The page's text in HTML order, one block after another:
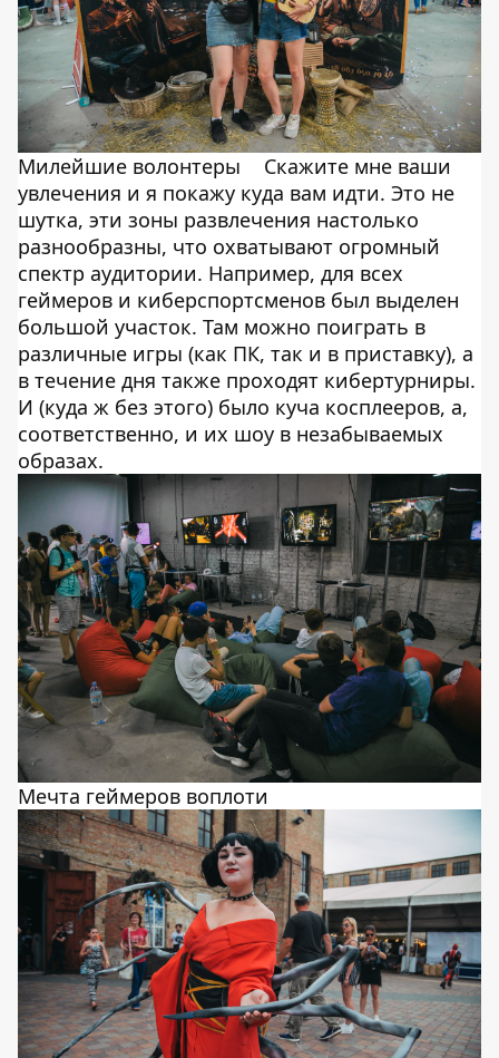
Милейшие волонтеры
Скажите мне ваши
увлечения и я покажу куда вам идти. Это не
шутка, эти зоны развлечения настолько
разнообразны, что охватывают огромный
спектр аудитории. Например, для всех
геймеров и киберспортсменов был выделен
большой участок. Там можно поиграть в
различные игры (как ПК, так и в приставку), а
в течение дня также проходят кибертурниры.
И (куда ж без этого) было куча косплееров, а,
соответственно, и их шоу в незабываемых
образах.
Мечта геймеров воплоти